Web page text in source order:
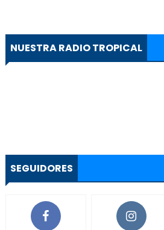
NUESTRA RADIO TROPICAL
SEGUIDORES